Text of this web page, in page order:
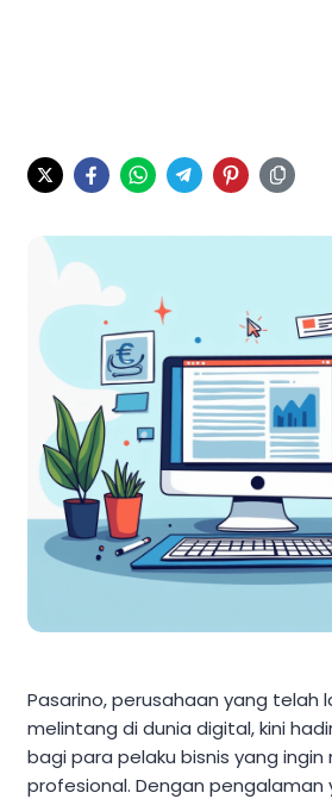
Pasarino, perusahaan yang telah
melintang di dunia digital, kini
bagi para pelaku bisnis yang
profesional. Dengan pengalaman